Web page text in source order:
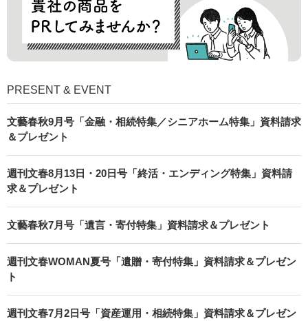
PRESENT & EVENT
文藝春秋9月号「金融・相続特集／シニアホーム特集」資料請求
＆プレゼント
週刊文春8月13日・20日号「終活・エンディング特集」資料請
求＆プレゼント
文藝春秋7月号「遺言・寄付特集」資料請求＆プレゼント
週刊文春WOMAN夏号「遺贈・寄付特集」資料請求＆プレゼン
ト
週刊文春7月2日号「資産運用・相続特集」資料請求＆プレゼン